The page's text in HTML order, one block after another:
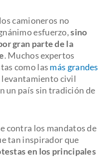
camioneros no
esfuerzo,sino
gran parte de la
. Muchos expertos
como las más grandes
levantamiento civil
un país sin tradición de
contra los mandatos de
tan inspirador que
en los principales